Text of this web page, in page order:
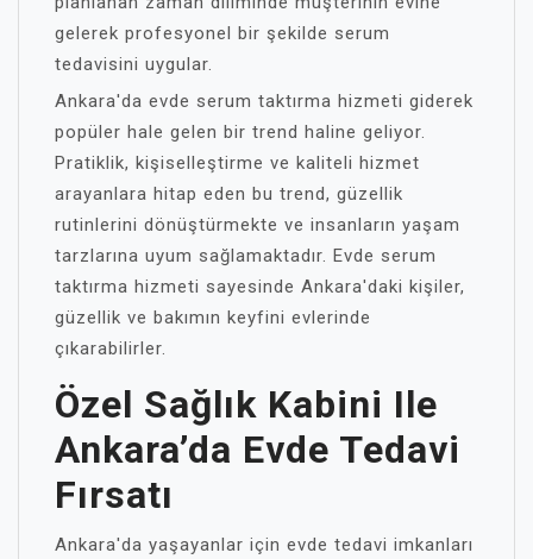
gelerek profesyonel bir şekilde serum
tedavisini uygular.
Ankara'da evde serum taktırma hizmeti giderek
popüler hale gelen bir trend haline geliyor.
Pratiklik, kişiselleştirme ve kaliteli hizmet
arayanlara hitap eden bu trend, güzellik
rutinlerini dönüştürmekte ve insanların yaşam
tarzlarına uyum sağlamaktadır. Evde serum
taktırma hizmeti sayesinde Ankara'daki kişiler,
güzellik ve bakımın keyfini evlerinde
çıkarabilirler.
Özel Sağlık Kabini Ile
Ankara’da Evde Tedavi
Fırsatı
Ankara'da yaşayanlar için evde tedavi imkanları